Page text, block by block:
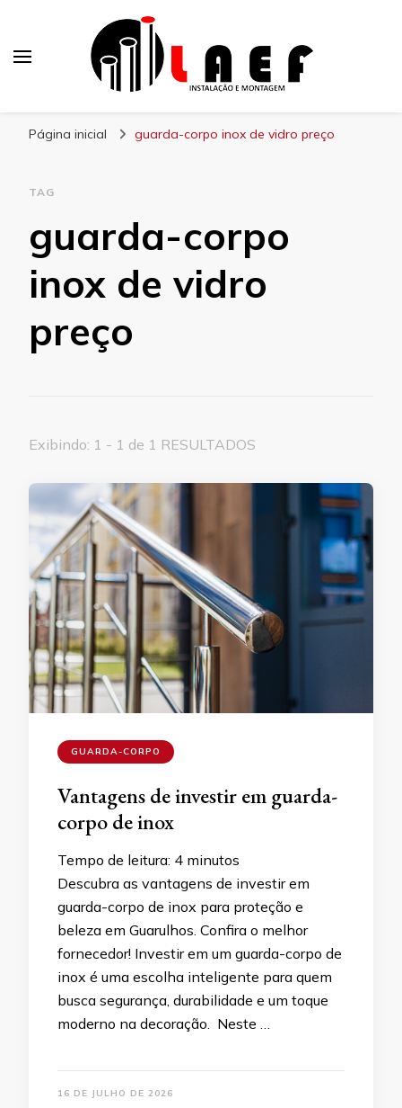
Página inicial guarda-corpo inox de vidro preço
TAG
guarda-corpo
inox de vidro
preço
Exibindo: 1 - 1 de 1 RESULTADOS
GUARDA-CORPO
Vantagens de investir em guarda-
corpo de inox
Tempo de leitura: 4 minutos
Descubra as vantagens de investir em
guarda-corpo de inox para proteção e
beleza em Guarulhos. Confira o melhor
fornecedor! Investir em um guarda-corpo de
inox é uma escolha inteligente para quem
busca segurança, durabilidade e um toque
moderno na decoração. Neste …
16 DE JULHO DE 2026